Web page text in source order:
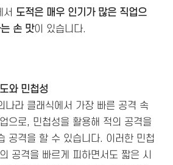
서 도적은 매우 인기가 많은 직업으
손 맛이 있습니다.
와 민첩성
나라 클래식에서 가장 빠른 공격 속
으로, 민첩성을 활용해 적의 공격을
공격을 할 수 있습니다. 이러한 민첩
공격을 빠르게 피하면서도 짧은 시